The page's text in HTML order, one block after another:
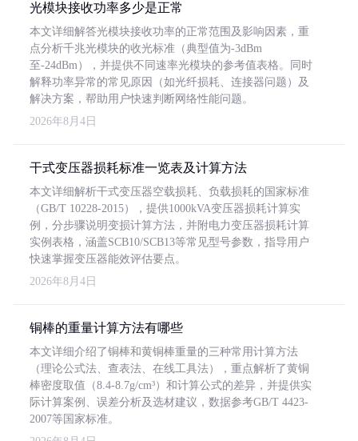
光模块接收功率多少是正常
本文详细解答光模块接收功率的正常范围及影响因素，重
点分析千兆光模块的收光标准（典型值为-3dBm
至-24dBm），并提供不同速率光模块的参考值表格。同时
解释功率异常的常见原因（如光纤损耗、连接器问题）及
解决方案，帮助用户快速判断网络性能问题。
2026年8月4日
干式变压器损耗标准一览表及计算方法
本文详细解析干式变压器空载损耗、负载损耗的国家标准
（GB/T 10228-2015），提供1000kVA变压器损耗计算实
例，分步骤说明变损计算方法，并附电力变压器损耗计算
实例表格，涵盖SCB10/SCB13等常见型号参数，指导用户
快速掌握变压器能效评估要点。
2026年8月4日
铜棒的重量计算方法有哪些
本文详细介绍了铜棒和黄铜棒重量的三种常用计算方法
（理论公式法、查表法、在线工具法），重点解析了黄铜
棒密度取值（8.4-8.7g/cm³）和计算公式的差异，并提供实
际计算案例、误差分析及选材建议，数据参考GB/T 4423-
2007等国家标准。